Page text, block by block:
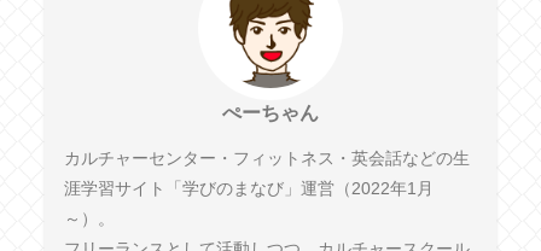
ぺーちゃん
カルチャーセンター・フィットネス・英会話などの生
涯学習サイト「学びのまなび」運営（2022年1月
～）。